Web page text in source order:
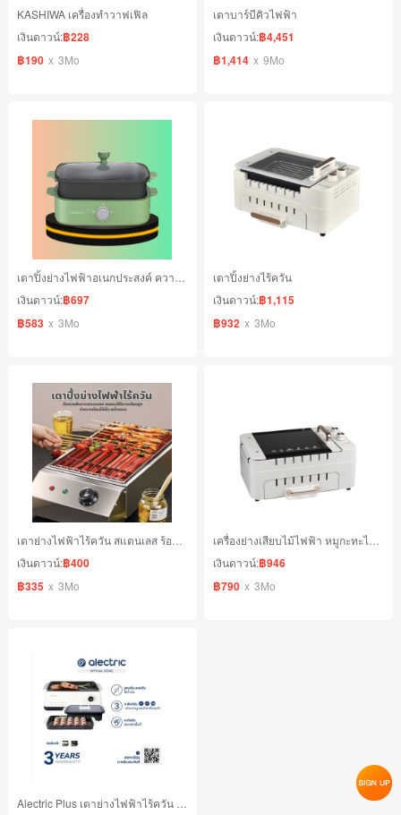
KASHIWA เครื่องทำวาฟเฟิล
เงินดาวน์:฿228
฿190 x 3Mo
เตาบาร์บีคิวไฟฟ้า
เงินดาวน์:฿4,451
฿1,414 x 9Mo
เงินดาวน์:฿697
฿583 x 3Mo
เตาปิ้งย่างไร้ควัน
เงินดาวน์:฿1,115
฿932 x 3Mo
เงินดาวน์:฿400
฿335 x 3Mo
เงินดาวน์:฿946
฿790 x 3Mo